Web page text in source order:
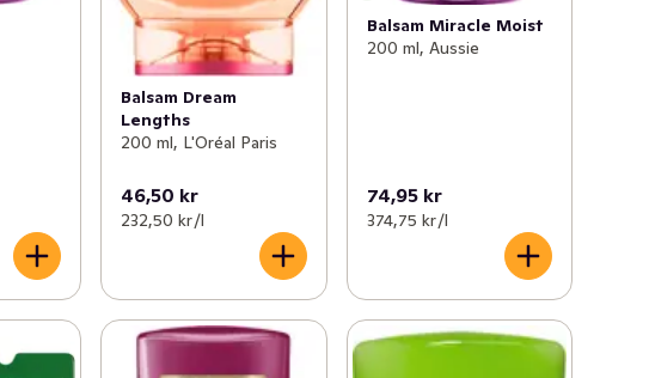
Balsam Dream
Lengths
200 ml, L'Oréal Paris
46,50 kr
232,50 kr /l
Balsam Miracle Moist
200 ml, Aussie
74,95 kr
374,75 kr /l